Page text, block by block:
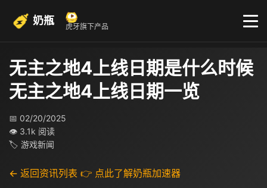
奶瓶 虎牙旗下产品
无主之地4上线日期是什么时候
无主之地4上线日期一览
📅 02/20/2025
👁 3.1k 阅读
🏷 游戏新闻
← 返回资讯列表 👉 点此了解奶瓶加速器